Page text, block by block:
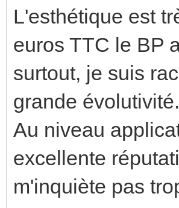
L'esthétique est
euros TTC le BP
surtout, je suis
grande évolutivité.
Au niveau
excellente
m'inquiète pas